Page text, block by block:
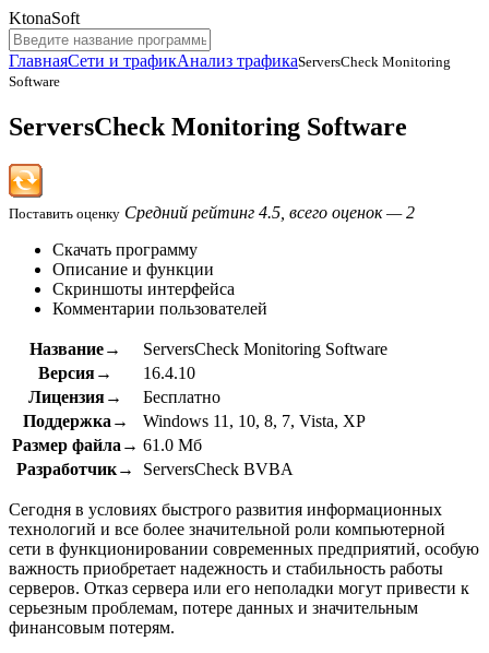
KtonaSoft
ГлавнаяСети и трафикАнализ трафикаServersCheck Monitoring
Software
ServersCheck Monitoring Software
Поставить оценку Средний рейтинг 4.5, всего оценок — 2
Скачать программу
Описание и функции
Скриншоты интерфейса
Комментарии пользователей
Название→
ServersCheck Monitoring Software
Версия→
16.4.10
Лицензия→
Бесплатно
Поддержка→
Windows 11, 10, 8, 7, Vista, XP
Размер файла→ 61.0 Мб
Разработчик→
ServersCheck BVBA
Сегодня в условиях быстрого развития информационных
технологий и все более значительной роли компьютерной
сети в функционировании современных предприятий, особую
важность приобретает надежность и стабильность работы
серверов. Отказ сервера или его неполадки могут привести к
серьезным проблемам, потере данных и значительным
финансовым потерям.